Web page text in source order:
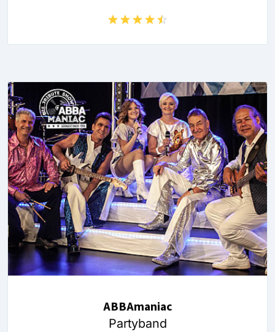
ABBAmaniac
Partyband